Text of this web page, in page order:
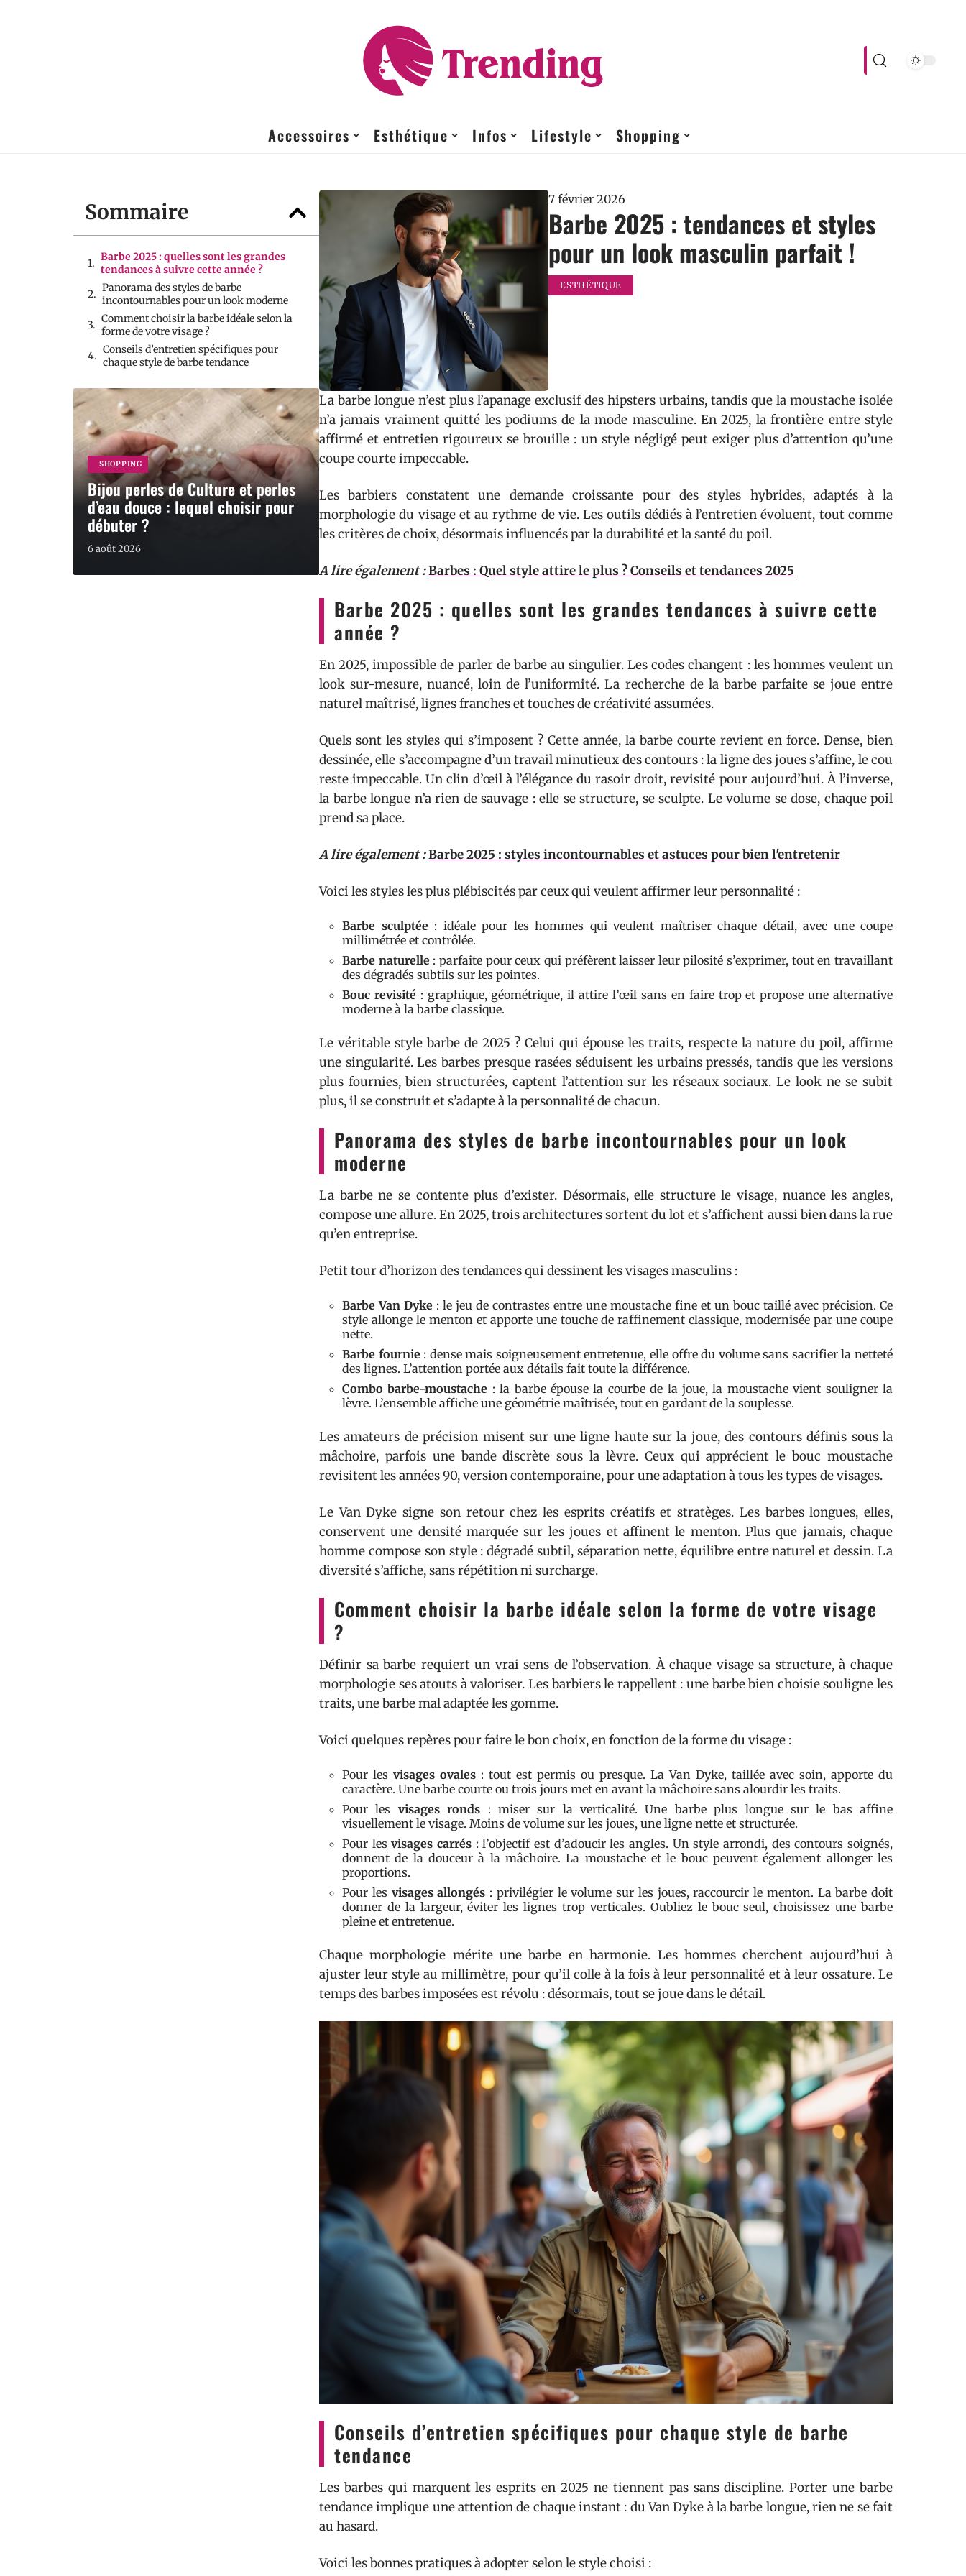
Accessoires Esthétique Infos Lifestyle Shopping
Sommaire
Barbe 2025 : quelles sont les grandes
tendances à suivre cette année ?
Panorama des styles de barbe
incontournables pour un look moderne
Comment choisir la barbe idéale selon la
forme de votre visage ?
Conseils d’entretien spécifiques pour
chaque style de barbe tendance
SHOPPING
Bijou perles de Culture et perles
d’eau douce : lequel choisir pour
débuter ?
6 août 2026
7 février 2026
Barbe 2025 : tendances et styles
pour un look masculin parfait !
ESTHÉTIQUE
La barbe longue n’est plus l’apanage exclusif des hipsters urbains, tandis que la moustache isolée
n’a jamais vraiment quitté les podiums de la mode masculine. En 2025, la frontière entre style
affirmé et entretien rigoureux se brouille : un style négligé peut exiger plus d’attention qu’une
coupe courte impeccable.
Les barbiers constatent une demande croissante pour des styles hybrides, adaptés à la
morphologie du visage et au rythme de vie. Les outils dédiés à l’entretien évoluent, tout comme
les critères de choix, désormais influencés par la durabilité et la santé du poil.
A lire également :Barbes : Quel style attire le plus ? Conseils et tendances 2025
Barbe 2025 : quelles sont les grandes tendances à suivre cette
année ?
En 2025, impossible de parler de barbe au singulier. Les codes changent : les hommes veulent un
look sur-mesure, nuancé, loin de l’uniformité. La recherche de la barbe parfaite se joue entre
naturel maîtrisé, lignes franches et touches de créativité assumées.
Quels sont les styles qui s’imposent ? Cette année, la barbe courte revient en force. Dense, bien
dessinée, elle s’accompagne d’un travail minutieux des contours : la ligne des joues s’affine, le cou
reste impeccable. Un clin d’œil à l’élégance du rasoir droit, revisité pour aujourd’hui. À l’inverse,
la barbe longue n’a rien de sauvage : elle se structure, se sculpte. Le volume se dose, chaque poil
prend sa place.
A lire également :Barbe 2025 : styles incontournables et astuces pour bien l'entretenir
Voici les styles les plus plébiscités par ceux qui veulent affirmer leur personnalité :
Barbe sculptée: idéale pour les hommes qui veulent maîtriser chaque détail, avec une coupe
millimétrée et contrôlée.
Barbe naturelle: parfaite pour ceux qui préfèrent laisser leur pilosité s’exprimer, tout en travaillant
des dégradés subtils sur les pointes.
Bouc revisité: graphique, géométrique, il attire l’œil sans en faire trop et propose une alternative
moderne à la barbe classique.
Le véritable style barbe de 2025 ? Celui qui épouse les traits, respecte la nature du poil, affirme
une singularité. Les barbes presque rasées séduisent les urbains pressés, tandis que les versions
plus fournies, bien structurées, captent l’attention sur les réseaux sociaux. Le look ne se subit
plus, il se construit et s’adapte à la personnalité de chacun.
Panorama des styles de barbe incontournables pour un look
moderne
La barbe ne se contente plus d’exister. Désormais, elle structure le visage, nuance les angles,
compose une allure. En 2025, trois architectures sortent du lot et s’affichent aussi bien dans la rue
qu’en entreprise.
Petit tour d’horizon des tendances qui dessinent les visages masculins :
Barbe Van Dyke : le jeu de contrastes entre une moustache fine et un bouc taillé avec précision. Ce
style allonge le menton et apporte une touche de raffinement classique, modernisée par une coupe
nette.
Barbe fournie: dense mais soigneusement entretenue, elle offre du volume sans sacrifier la netteté
des lignes. L’attention portée aux détails fait toute la différence.
Combo barbe-moustache : la barbe épouse la courbe de la joue, la moustache vient souligner la
lèvre. L’ensemble affiche une géométrie maîtrisée, tout en gardant de la souplesse.
Les amateurs de précision misent sur une ligne haute sur la joue, des contours définis sous la
mâchoire, parfois une bande discrète sous la lèvre. Ceux qui apprécient le bouc moustache
revisitent les années 90, version contemporaine, pour une adaptation à tous les types de visages.
Le Van Dyke signe son retour chez les esprits créatifs et stratèges. Les barbes longues, elles,
conservent une densité marquée sur les joues et affinent le menton. Plus que jamais, chaque
homme compose son style : dégradé subtil, séparation nette, équilibre entre naturel et dessin. La
diversité s’affiche, sans répétition ni surcharge.
Comment choisir la barbe idéale selon la forme de votre visage
?
Définir sa barbe requiert un vrai sens de l’observation. À chaque visage sa structure, à chaque
morphologie ses atouts à valoriser. Les barbiers le rappellent : une barbe bien choisie souligne les
traits, une barbe mal adaptée les gomme.
Voici quelques repères pour faire le bon choix, en fonction de la forme du visage :
Pour les visages ovales : tout est permis ou presque. La Van Dyke, taillée avec soin, apporte du
caractère. Une barbe courte ou trois jours met en avant la mâchoire sans alourdir les traits.
Pour les visages ronds : miser sur la verticalité. Une barbe plus longue sur le bas affine
visuellement le visage. Moins de volume sur les joues, une ligne nette et structurée.
Pour lesvisages carrés : l’objectif est d’adoucir les angles. Un style arrondi, des contours soignés,
donnent de la douceur à la mâchoire. La moustache et le bouc peuvent également allonger les
proportions.
Pour les visages allongés : privilégier le volume sur les joues, raccourcir le menton. La barbe doit
donner de la largeur, éviter les lignes trop verticales. Oubliez le bouc seul, choisissez une barbe
pleine et entretenue.
Chaque morphologie mérite une barbe en harmonie. Les hommes cherchent aujourd’hui à
ajuster leur style au millimètre, pour qu’il colle à la fois à leur personnalité et à leur ossature. Le
temps des barbes imposées est révolu : désormais, tout se joue dans le détail.
Conseils d’entretien spécifiques pour chaque style de barbe
tendance
Les barbes qui marquent les esprits en 2025 ne tiennent pas sans discipline. Porter une barbe
tendance implique une attention de chaque instant : du Van Dyke à la barbe longue, rien ne se fait
au hasard.
Voici les bonnes pratiques à adopter selon le style choisi :